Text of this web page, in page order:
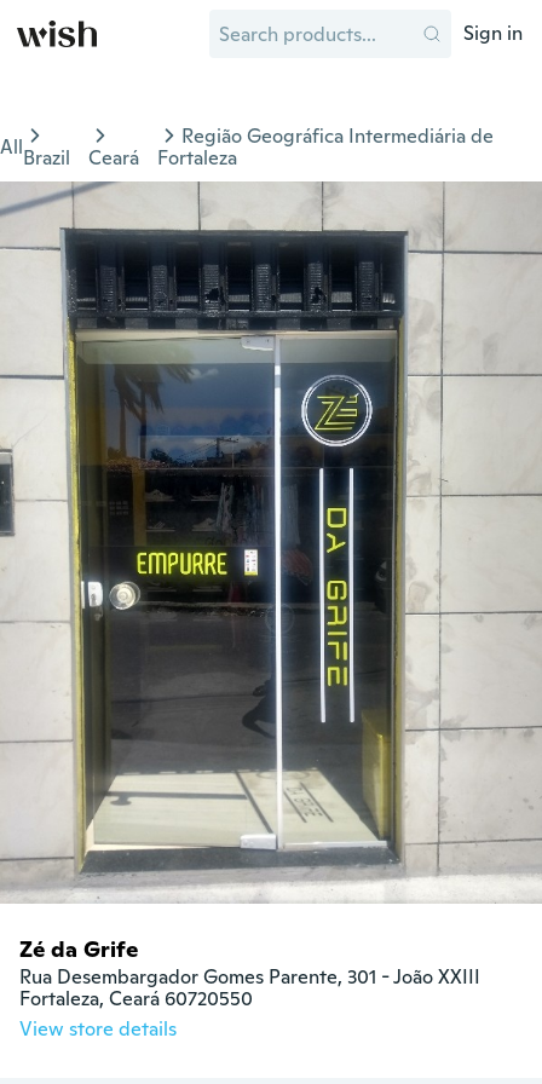
Sign in
AllBrazil Ceará
Região Geográfica Intermediária de
Fortaleza
Zé da Grife
Rua Desembargador Gomes Parente, 301 - João XXIII
Fortaleza, Ceará 60720550
View store details